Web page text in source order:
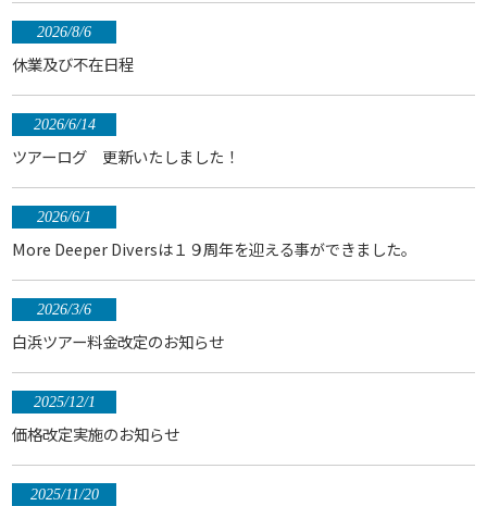
2026/8/6
休業及び不在日程
2026/6/14
ツアーログ 更新いたしました！
2026/6/1
More Deeper Diversは１９周年を迎える事ができました。
2026/3/6
白浜ツアー料金改定のお知らせ
2025/12/1
価格改定実施のお知らせ
2025/11/20